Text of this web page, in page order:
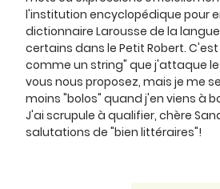
l'institution encyclopédique pour
dictionnaire Larousse de la
certains dans le Petit Robert.
comme un string" que j'attaque
vous nous proposez, mais je me
moins "bolos" quand j'en viens à
J'ai scrupule à qualifier, chère
salutations de "bien littéraires"!